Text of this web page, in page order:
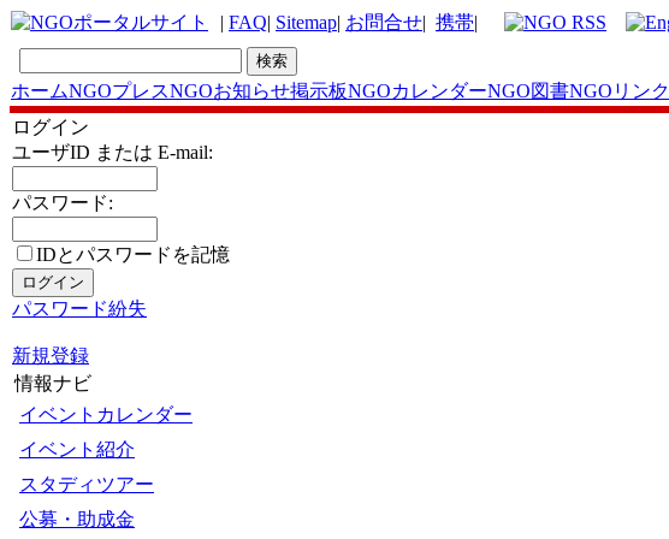
| FAQ| Sitemap| お問合せ| 携帯|
ホームNGOプレスNGOお知らせ掲示板NGOカレンダーNGO図書NGOリンク
ログイン
ユーザID または E-mail:
パスワード:
IDとパスワードを記憶
パスワード紛失
新規登録
情報ナビ
イベントカレンダー
イベント紹介
スタディツアー
公募・助成金